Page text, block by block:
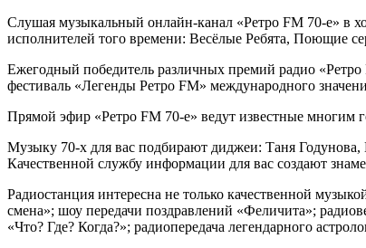
Слушая музыкальный онлайн-канал «Ретро FM 70-е» в
исполнителей того времени: Весёлые Ребята, Поющие
Ежегодный победитель различных премий радио
фестиваль «Легенды Ретро FM» международного
Прямой эфир «Ретро FM 70-е» ведут известные
Музыку 70-х для вас подбирают диджеи: Таня
Качественной службу информации для вас создают
Радиостанция интересна не только качественной
смена»; шоу передачи поздравлений «Феличита»;
«Что? Где? Когда?»; радиопередача легендарного